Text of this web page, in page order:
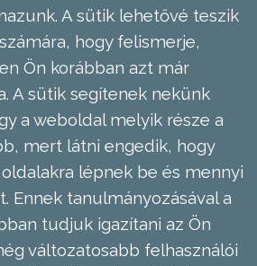
A sütik lehetővé teszik
hogy felismerje,
Ön korábban azt már
A sütik segítenek nekünk
a weboldal melyik része a
mert látni engedik, hogy
lépnek be és mennyi
Ennek tanulmányozásával a
tudjuk igazítani az Ön
változatosabb felhasználói